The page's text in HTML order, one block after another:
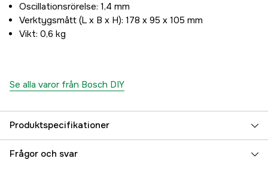
Oscillationsrörelse: 1,4 mm
Verktygsmått (L x B x H): 178 x 95 x 105 mm
Vikt: 0,6 kg
Se alla varor från Bosch DIY
Produktspecifikationer
Drifttyp Nätdriven
Frågor och svar